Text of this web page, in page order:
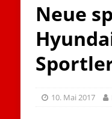
Neue
10. Mai 2017